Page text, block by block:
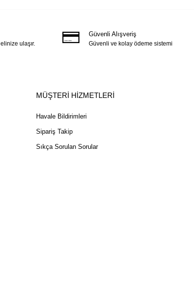
ulaşır.
Güvenli Alışveriş
Güvenli ve kolay ödeme sistemi
MÜŞTERİ HİZMETLERİ
Havale Bildirimleri
Sipariş Takip
Sıkça Sorulan Sorular